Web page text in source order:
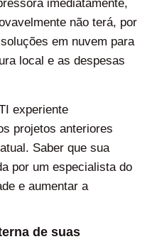
imediatamente,
não terá, por
em nuvem para
local e as despesas
experiente
projetos anteriores
Saber que sua
por um especialista do
e aumentar a
de suas